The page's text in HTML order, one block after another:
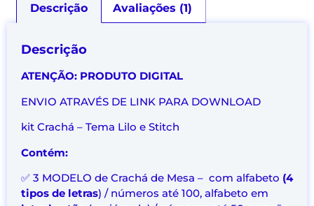
Descrição Avaliações (1)
Descrição
ATENÇÃO: PRODUTO DIGITAL
ENVIO ATRAVÉS DE LINK PARA DOWNLOAD
kit Crachá – Tema Lilo e Stitch
Contém:
✅ 3 MODELO de Crachá de Mesa – com alfabeto (4
tipos de letras) / números até 100, alfabeto em